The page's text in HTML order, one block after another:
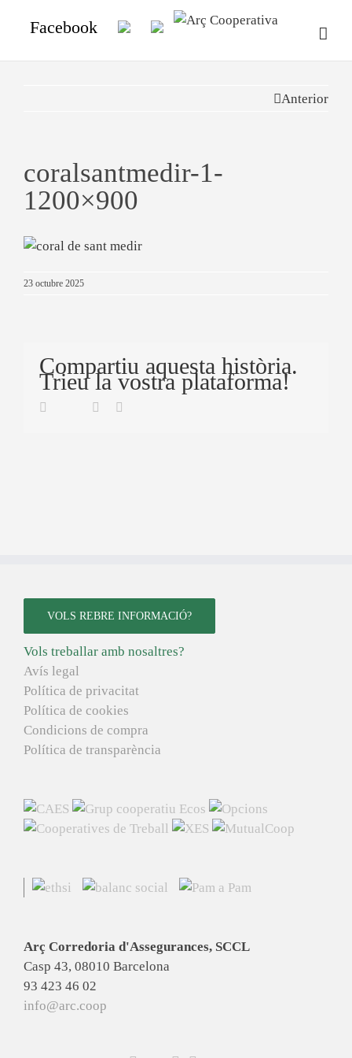
Facebook
Anterior
coralsantmedir-1-
1200×900
23 octubre 2025
Compartiu aquesta història.
Trieu la vostra plataforma!
Facebook
TwitterLinkedin
VOLS REBRE INFORMACIÓ?
Vols treballar amb nosaltres?
Avís legal
Política de privacitat
Política de cookies
Condicions de compra
Política de transparència
Arç Corredoria d'Assegurances, SCCL
Casp 43, 08010 Barcelona
93 423 46 02
info@arc.coop